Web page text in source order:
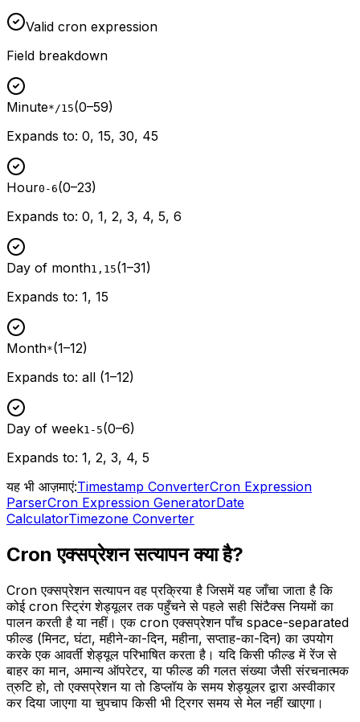
Valid cron expression
Field breakdown
Minute*/15(0–59)
Expands to: 0, 15, 30, 45
Hour0-6(0–23)
Expands to: 0, 1, 2, 3, 4, 5, 6
Day of month1,15(1–31)
Expands to: 1, 15
Month*(1–12)
Expands to: all (1–12)
Day of week1-5(0–6)
Expands to: 1, 2, 3, 4, 5
यह भी आज़माएं:Timestamp ConverterCron Expression
ParserCron Expression GeneratorDate
CalculatorTimezone Converter
Cron एक्सप्रेशन सत्यापन क्या है?
Cron एक्सप्रेशन सत्यापन वह प्रक्रिया है जिसमें यह जाँचा जाता है कि
कोई cron स्ट्रिंग शेड्यूलर तक पहुँचने से पहले सही सिंटैक्स नियमों का
पालन करती है या नहीं। एक cron एक्सप्रेशन पाँच space-separated
फील्ड (मिनट, घंटा, महीने-का-दिन, महीना, सप्ताह-का-दिन) का उपयोग
करके एक आवर्ती शेड्यूल परिभाषित करता है। यदि किसी फील्ड में रेंज से
बाहर का मान, अमान्य ऑपरेटर, या फील्ड की गलत संख्या जैसी संरचनात्मक
त्रुटि हो, तो एक्सप्रेशन या तो डिप्लॉय के समय शेड्यूलर द्वारा अस्वीकार
कर दिया जाएगा या चुपचाप किसी भी ट्रिगर समय से मेल नहीं खाएगा।